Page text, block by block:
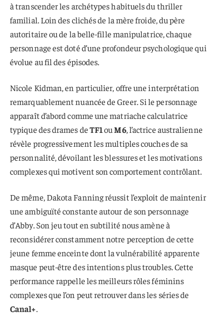
à transcender les archétypes habituels du thriller
familial. Loin des clichés de la mère froide, du père
autoritaire ou de la belle-fille manipulatrice, chaque
personnage est doté d’une profondeur psychologique qui
évolue au fil des épisodes.
Nicole Kidman, en particulier, offre une interprétation
remarquablement nuancée de Greer. Si le personnage
apparaît d’abord comme une matriache calculatrice
typique des drames deTF1ouM6, l’actrice australienne
révèle progressivement les multiples couches de sa
personnalité, dévoilant les blessures et les motivations
complexes qui motivent son comportement contrôlant.
De même, Dakota Fanning réussit l’exploit de maintenir
une ambiguïté constante autour de son personnage
d’Abby. Son jeu tout en subtilité nous amène à
reconsidérer constamment notre perception de cette
jeune femme enceinte dont la vulnérabilité apparente
masque peut-être des intentions plus troubles. Cette
performance rappelle les meilleurs rôles féminins
complexes que l’on peut retrouver dans les séries de
Canal+.